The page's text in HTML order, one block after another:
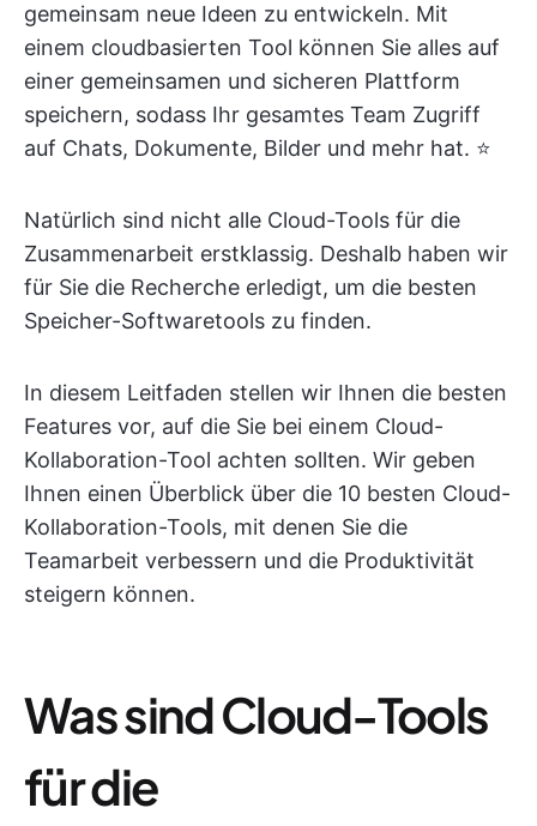
gemeinsam neue Ideen zu entwickeln. Mit
einem cloudbasierten Tool können Sie alles auf
einer gemeinsamen und sicheren Plattform
speichern, sodass Ihr gesamtes Team Zugriff
auf Chats, Dokumente, Bilder und mehr hat. ⭐
Natürlich sind nicht alle Cloud-Tools für die
Zusammenarbeit erstklassig. Deshalb haben wir
für Sie die Recherche erledigt, um die besten
Speicher-Softwaretools zu finden.
In diesem Leitfaden stellen wir Ihnen die besten
Features vor, auf die Sie bei einem Cloud-
Kollaboration-Tool achten sollten. Wir geben
Ihnen einen Überblick über die 10 besten Cloud-
Kollaboration-Tools, mit denen Sie die
Teamarbeit verbessern und die Produktivität
steigern können.
Was sind Cloud-Tools
für die